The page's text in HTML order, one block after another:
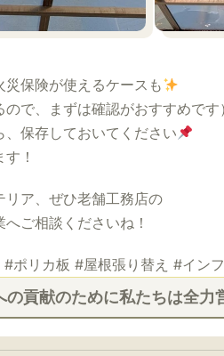
保険が使えるケースも
ので、まずは確認がおすすめです）
、保存しておいてください
！
リア、ぜひ老舗工務店の
ご相談くださいね！
ポリカ板 #屋根張り替え #イン
貢献のために私たちは全力